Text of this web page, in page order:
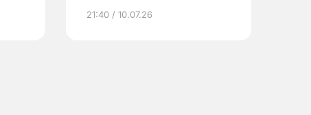
21:40 / 10.07.26